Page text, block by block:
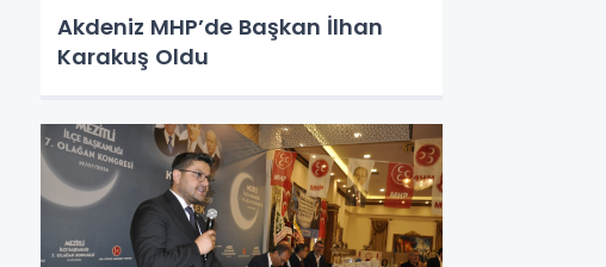
Akdeniz MHP’de Başkan İlhan
Karakuş Oldu